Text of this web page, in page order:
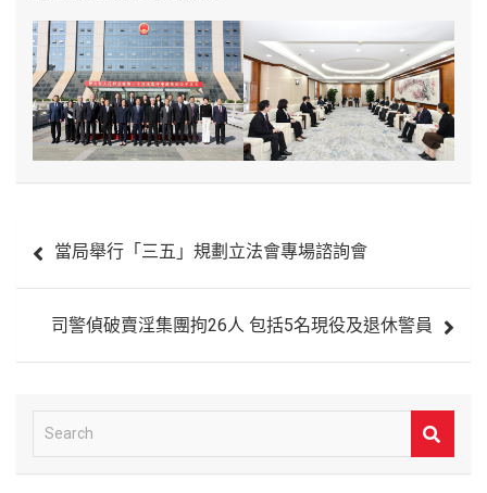
章
當局舉行「三五」規劃立法會專場諮詢會
司警偵破賣淫集團拘26人 包括5名現役及退休警員
e